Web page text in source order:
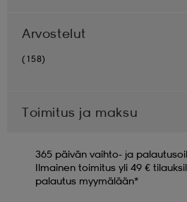
Arvostelut
(158)
Toimitus ja maksu
365 päivän vaihto- ja
Ilmainen toimitus yli 49 €
palautus myymälään*